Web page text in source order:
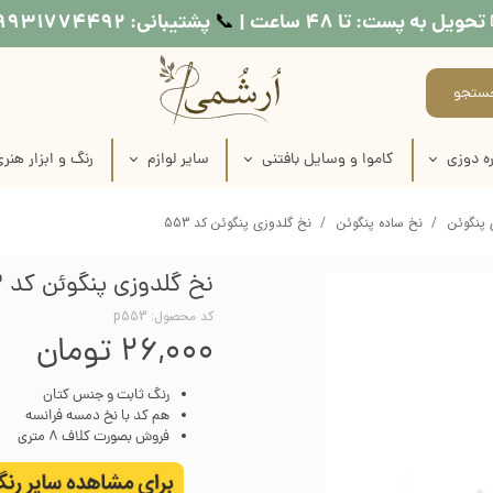
دوزی
دوزی
کاموا و وسایل بافتنی
عروسک بافتنی
سایر لوازم
طرح کوبلن
متر خیاطی
رنگ و ابزار
رنگ مولتی
رنگ اکریلیک
رنگ پارچه
به پست: تا ۴۸ ساعت | 📞​​​​​​​ پشتیبانی: ۰۹۹۳۱۷۷۴۴۹۲
پنگوئن نخ ساده پنگوئن نخ گلدوزی پنگوئن کد 553
نخ گلدوزی پنگوئن کد 553
کد محصول: p553
۲۶,۰۰۰ تومان
رنگ ثابت و جنس کتان
هم کد با نخ دمسه فرانسه
فروش بصورت کلاف 8 متری